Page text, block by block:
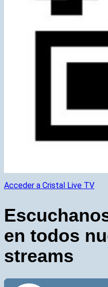
Acceder a Cristal Live TV
en todos
streams